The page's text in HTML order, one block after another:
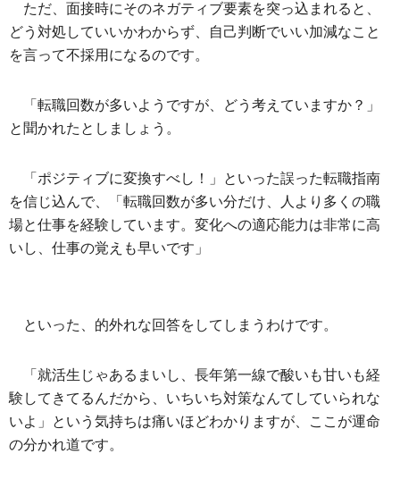
ただ、面接時にそのネガティブ要素を突っ込まれると、
どう対処していいかわからず、自己判断でいい加減なこと
を言って不採用になるのです。
「転職回数が多いようですが、どう考えていますか？」
と聞かれたとしましょう。
「ポジティブに変換すべし！」といった誤った転職指南
を信じ込んで、「転職回数が多い分だけ、人より多くの職
場と仕事を経験しています。変化への適応能力は非常に高
いし、仕事の覚えも早いです」
といった、的外れな回答をしてしまうわけです。
「就活生じゃあるまいし、長年第一線で酸いも甘いも経
験してきてるんだから、いちいち対策なんてしていられな
いよ」という気持ちは痛いほどわかりますが、ここが運命
の分かれ道です。